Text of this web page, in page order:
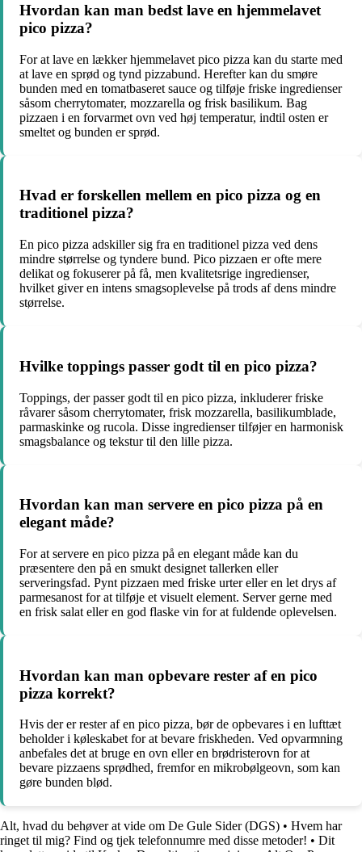
Hvordan kan man bedst lave en hjemmelavet
pico pizza?
For at lave en lækker hjemmelavet pico pizza kan du starte med
at lave en sprød og tynd pizzabund. Herefter kan du smøre
bunden med en tomatbaseret sauce og tilføje friske ingredienser
såsom cherrytomater, mozzarella og frisk basilikum. Bag
pizzaen i en forvarmet ovn ved høj temperatur, indtil osten er
smeltet og bunden er sprød.
Hvad er forskellen mellem en pico pizza og en
traditionel pizza?
En pico pizza adskiller sig fra en traditionel pizza ved dens
mindre størrelse og tyndere bund. Pico pizzaen er ofte mere
delikat og fokuserer på få, men kvalitetsrige ingredienser,
hvilket giver en intens smagsoplevelse på trods af dens mindre
størrelse.
Hvilke toppings passer godt til en pico pizza?
Toppings, der passer godt til en pico pizza, inkluderer friske
råvarer såsom cherrytomater, frisk mozzarella, basilikumblade,
parmaskinke og rucola. Disse ingredienser tilføjer en harmonisk
smagsbalance og tekstur til den lille pizza.
Hvordan kan man servere en pico pizza på en
elegant måde?
For at servere en pico pizza på en elegant måde kan du
præsentere den på en smukt designet tallerken eller
serveringsfad. Pynt pizzaen med friske urter eller en let drys af
parmesanost for at tilføje et visuelt element. Server gerne med
en frisk salat eller en god flaske vin for at fuldende oplevelsen.
Hvordan kan man opbevare rester af en pico
pizza korrekt?
Hvis der er rester af en pico pizza, bør de opbevares i en lufttæt
beholder i køleskabet for at bevare friskheden. Ved opvarmning
anbefales det at bruge en ovn eller en brødristerovn for at
bevare pizzaens sprødhed, fremfor en mikrobølgeovn, som kan
gøre bunden blød.
Alt, hvad du behøver at vide om De Gule Sider (DGS) • Hvem har
ringet til mig? Find og tjek telefonnumre med disse metoder! • Dit